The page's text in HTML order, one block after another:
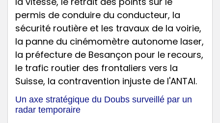
Un axe stratégique du Doubs surveillé par un
radar temporaire